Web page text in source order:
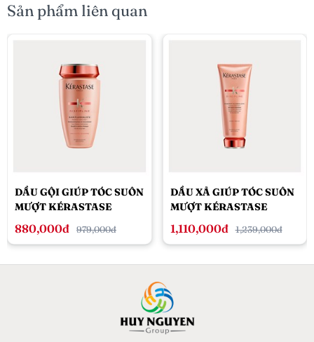
Sản phẩm liên quan
DẦU GỘI GIÚP TÓC SUÔN
MƯỢT KÉRASTASE
FLUIDEALISTE
880,000đ 979,000đ
DẦU XẢ GIÚP TÓC SUÔN
MƯỢT KÉRASTASE
FLUIDEALISTE 200ML
1,110,000đ 1,239,000đ